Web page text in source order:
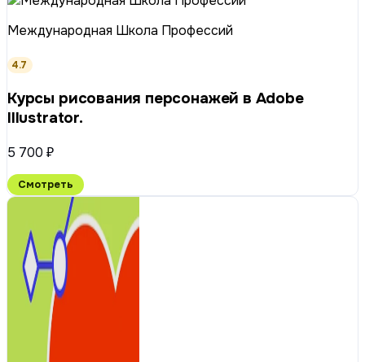
Международная Школа Профессий
4.7
Курсы рисования персонажей в Adobe
Illustrator.
5 700 ₽
Смотреть